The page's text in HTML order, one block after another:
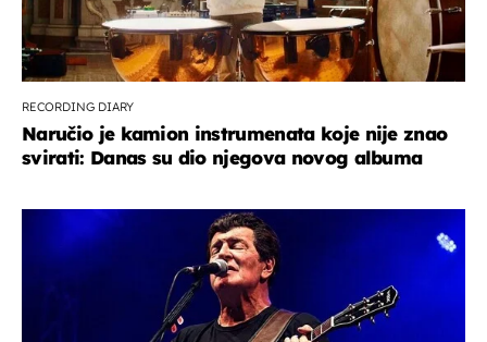
RECORDING DIARY
Naručio je kamion instrumenata koje nije znao
svirati: Danas su dio njegova novog albuma